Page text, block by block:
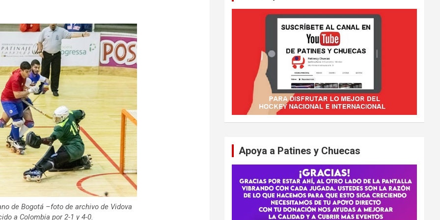
de Bogotá –foto de archivo de Vidova
a Colombia por 2-1 y 4-0.
Apoya a Patines y Chuecas